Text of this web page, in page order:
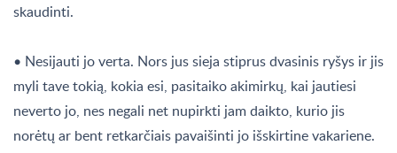
skaudinti.
• Nesijauti jo verta. Nors jus sieja stiprus dvasinis ryšys ir jis
myli tave tokią, kokia esi, pasitaiko akimirkų, kai jautiesi
neverto jo, nes negali net nupirkti jam daikto, kurio jis
norėtų ar bent retkarčiais pavaišinti jo išskirtine vakariene.